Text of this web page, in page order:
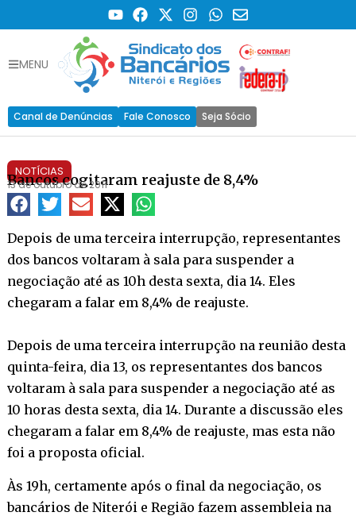
MENU
Canal de Denúncias Fale Conosco Seja Sócio
NOTÍCIAS
Bancos cogitaram reajuste de 8,4%
13 de outubro de 2011
Depois de uma terceira interrupção, representantes
dos bancos voltaram à sala para suspender a
negociação até as 10h desta sexta, dia 14. Eles
chegaram a falar em 8,4% de reajuste.
Depois de uma terceira interrupção na reunião desta
quinta-feira, dia 13, os representantes dos bancos
voltaram à sala para suspender a negociação até as
10 horas desta sexta, dia 14. Durante a discussão eles
chegaram a falar em 8,4% de reajuste, mas esta não
foi a proposta oficial.
Às 19h, certamente após o final da negociação, os
bancários de Niterói e Região fazem assembleia na